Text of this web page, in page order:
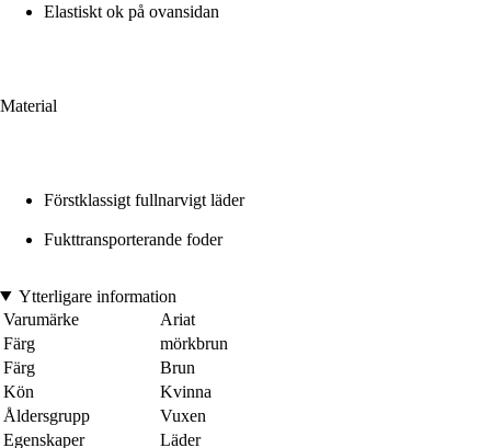
Elastiskt ok på ovansidan
Material
Förstklassigt fullnarvigt läder
Fukttransporterande foder
Ytterligare information
Varumärke
Ariat
Färg
mörkbrun
Färg
Brun
Kön
Kvinna
Åldersgrupp
Vuxen
Egenskaper
Läder